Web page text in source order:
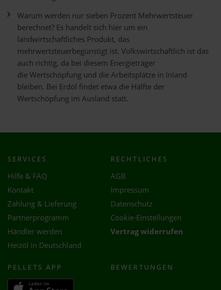
Warum werden nur sieben Prozent Mehrwertsteuer
berechnet? Es handelt sich hier um ein
landwirtschaftliches Produkt, das
mehrwertsteuerbegünstigt ist. Volkswirtschaftlich ist das
auch richtig, da bei diesem Energieträger
die Wertschöpfung und die Arbeitsplätze in Inland
bleiben. Bei Erdöl findet etwa die Hälfte der
Wertschöpfung im Ausland statt.
SERVICES
Hilfe & FAQ
Kontakt
Zahlung & Lieferung
Partnerprogramm
Händler werden
Heizöl in Deutschland
RECHTLICHES
AGB
Impressum
Datenschutz
Cookie-Einstellungen
Vertrag widerrufen
PELLETS APP BEWERTUNGEN